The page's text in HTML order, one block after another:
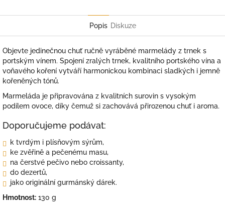
Popis Diskuze
Objevte jedinečnou chuť ručně vyráběné marmelády z trnek s
portským vínem. Spojení zralých trnek, kvalitního portského vína a
voňavého koření vytváří harmonickou kombinaci sladkých i jemně
kořeněných tónů.
Marmeláda je připravována z kvalitních surovin s vysokým
podílem ovoce, díky čemuž si zachovává přirozenou chuť i aroma.
Doporučujeme podávat:
k tvrdým i plísňovým sýrům,
ke zvěřině a pečenému masu,
na čerstvé pečivo nebo croissanty,
do dezertů,
jako originální gurmánský dárek.
Hmotnost: 130 g